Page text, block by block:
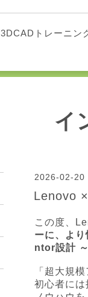
3DCADトレーニン
イ
2026-02-20
Lenovo
この度、
ーに、よ
ntor設計 ～
「超大規
初心者に